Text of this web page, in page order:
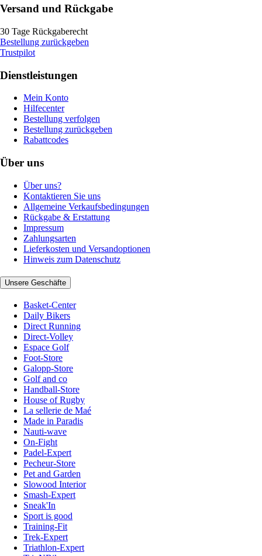
Versand und Rückgabe
30 Tage Rückgaberecht
Bestellung zurückgeben
Trustpilot
Dienstleistungen
Mein Konto
Hilfecenter
Bestellung verfolgen
Bestellung zurückgeben
Rabattcodes
Über uns
Über uns?
Kontaktieren Sie uns
Allgemeine Verkaufsbedingungen
Rückgabe & Erstattung
Impressum
Zahlungsarten
Lieferkosten und Versandoptionen
Hinweis zum Datenschutz
Unsere Geschäfte
Basket-Center
Daily Bikers
Direct Running
Direct-Volley
Espace Golf
Foot-Store
Galopp-Store
Golf and co
Handball-Store
House of Rugby
La sellerie de Maé
Made in Paradis
Nauti-wave
On-Fight
Padel-Expert
Pecheur-Store
Pet and Garden
Slowood Interior
Smash-Expert
Sneak'In
Sport is good
Training-Fit
Trek-Expert
Triathlon-Expert